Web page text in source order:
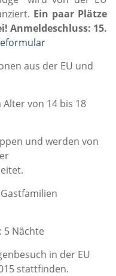
Ein paar Plätze
Anmeldeschluss: 15.
aus der EU und
Alter von 14 bis 18
und werden von
5 Nächte
in der EU
stattfinden.